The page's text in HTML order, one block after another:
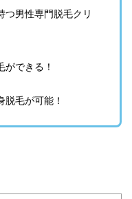
つ男性専門脱毛クリ
できる！
脱毛が可能！